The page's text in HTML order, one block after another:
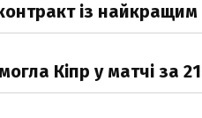
із
Кіпр у матчі за